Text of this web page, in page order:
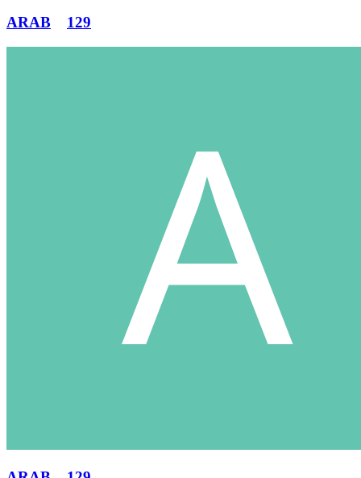
ARAB 129